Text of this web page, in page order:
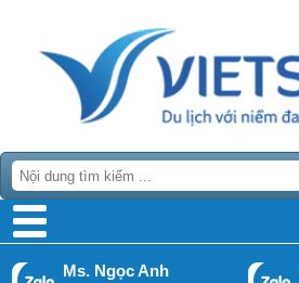
Ms. Ngọc Anh